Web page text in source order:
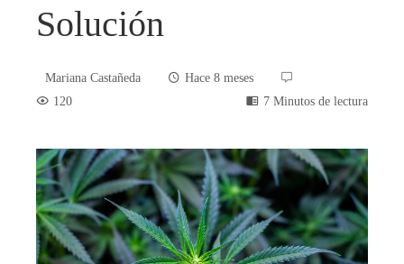
Solución
Mariana Castañeda
Hace 8 meses
120
7 Minutos de lectura